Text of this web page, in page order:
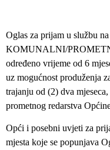
Oglas za prijam u službu
KOMUNALNI/
određeno vrijeme od 6
uz mogućnost produženja
trajanju od (2) dva
prometnog redarstva
Opći i posebni uvjeti za
mjesta koje se popunjava